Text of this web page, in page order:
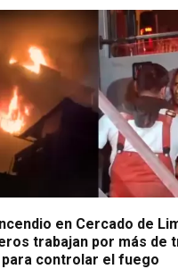
3 horas más
en Cercado de
trabajan por más de
controlar el fuego